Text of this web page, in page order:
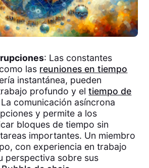
: Las constantes
las reuniones en tiempo
instantánea, pueden
profundo y eltiempo de
comunicación asíncrona
y permite a los
bloques de tiempo sin
importantes. Un miembro
con experiencia en trabajo
perspectiva sobre sus